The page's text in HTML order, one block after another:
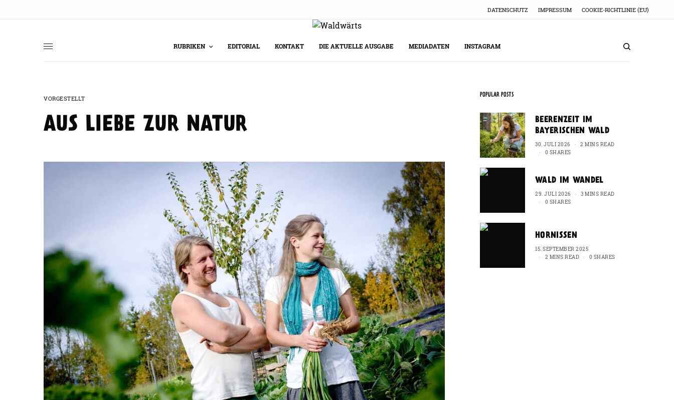
DATENSCHUTZ IMPRESSUM COOKIE-RICHTLINIE (EU)
RUBRIKEN EDITORIAL KONTAKT DIE AKTUELLE AUSGABE MEDIADATEN INSTAGRAM
VORGESTELLT
AUS LIEBE ZUR NATUR
POPULAR POSTS
BEERENZEIT IM
BAYERISCHEN WALD
30. JULI 2026
2 MINS READ
0 SHARES
WALD IM WANDEL
29. JULI 2026
3 MINS READ
0 SHARES
HORNISSEN
15. SEPTEMBER 2025
2 MINS READ
0 SHARES